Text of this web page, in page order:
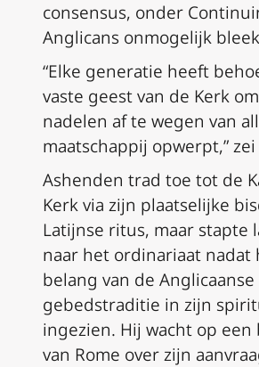
consensus, onder
Anglicans onmogelijk
“Elke generatie heeft
vaste geest van de Kerk
nadelen af te wegen van
maatschappij opwerpt,”
Ashenden trad toe tot de
Kerk via zijn plaatselijke
Latijnse ritus, maar stapte
naar het ordinariaat nadat
belang van de Anglicaanse
gebedstraditie in zijn
ingezien. Hij wacht op een
van Rome over zijn